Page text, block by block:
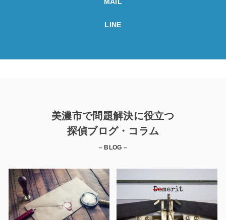
LINE
美濃市で問題解決に役立つ
探偵ブログ・コラム
– BLOG –